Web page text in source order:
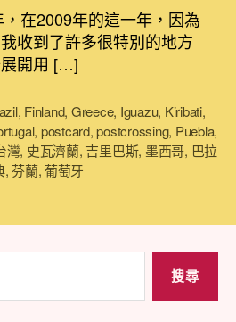
信
片
環
界
(2/4)，
用
看
在2009年的這一年，因為
收到了許多很特別的地方
開用 […]
, Finland, Greece, Iguazu, Kiribati,
, postcard,postcrossing, Puebla,
灣, 史瓦濟蘭, 吉里巴斯, 墨西哥, 巴拉
,芬蘭,葡萄牙